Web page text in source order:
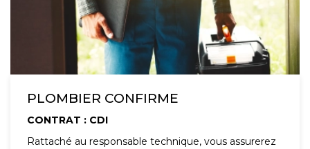
PLOMBIER CONFIRME
CONTRAT : CDI
Rattaché au responsable technique, vous assurerez